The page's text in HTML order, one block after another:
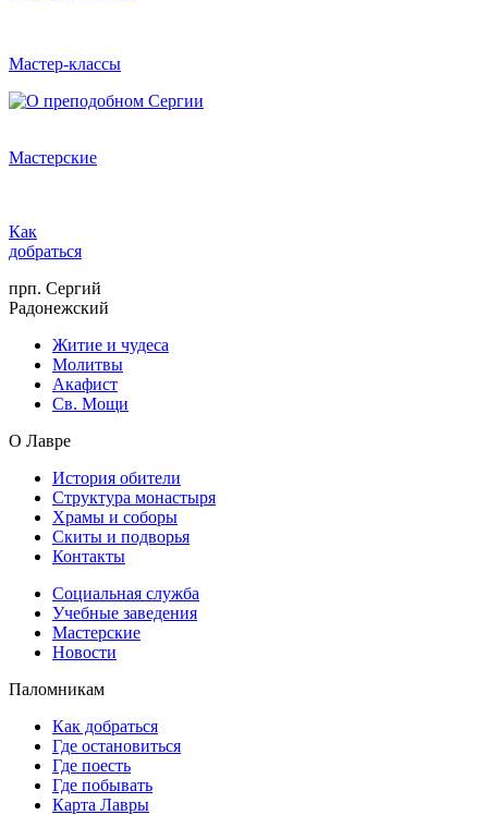
Мастер-классы
Мастерские
Как
добраться
прп. Сергий
Радонежский
Житие и чудеса
Молитвы
Акафист
Св. Мощи
О Лавре
История обители
Структура монастыря
Храмы и соборы
Скиты и подворья
Контакты
Социальная служба
Учебные заведения
Мастерские
Новости
Паломникам
Как добраться
Где остановиться
Где поесть
Где побывать
Карта Лавры